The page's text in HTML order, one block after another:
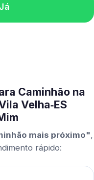
Caminhão na
Velha‑ES
mais próximo",
rápido: